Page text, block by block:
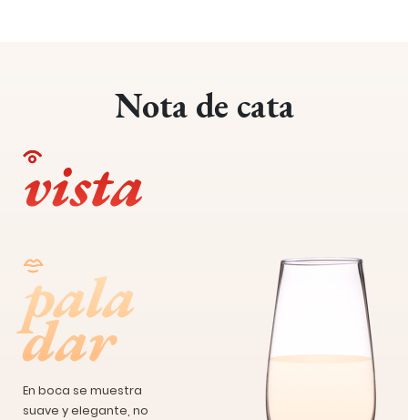
Nota de cata
vista
pala
dar
En boca se muestra
suave y elegante, no